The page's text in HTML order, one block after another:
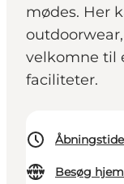
mødes. Her
velkomne til
faciliteter.
Besøg